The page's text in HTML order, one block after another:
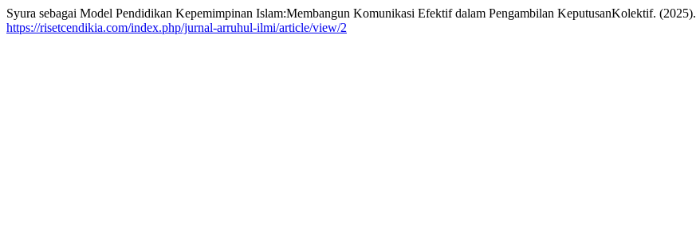
Syura sebagai Model Pendidikan Kepemimpinan Islam:Membangun Komunikasi Efektif dalam Pengambilan KeputusanKolektif. (2025).
https://risetcendikia.com/index.php/jurnal-arruhul-ilmi/article/view/2